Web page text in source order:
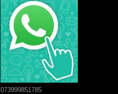
073999851785